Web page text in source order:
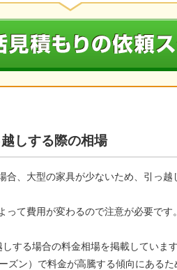
しする際の相場
合、大型の家具が少ないため、引っ越
て費用が変わるので注意が必要です。
する場合の料金相場を掲載しています
ズン）で料金が高騰する傾向にある